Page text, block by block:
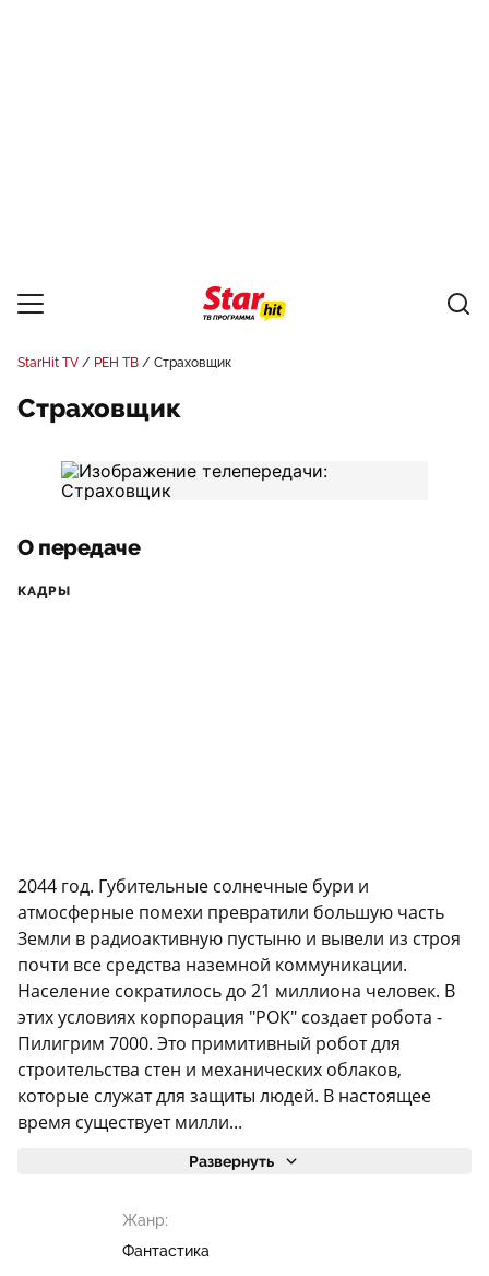
StarHit TV РЕН ТВ Страховщик
Страховщик
О передаче
КАДРЫ
2044 год. Губительные солнечные бури и
атмосферные помехи превратили большую часть
Земли в радиоактивную пустыню и вывели из строя
почти все средства наземной коммуникации.
Население сократилось до 21 миллиона человек. В
этих условиях корпорация "РОК" создает робота -
Пилигрим 7000. Это примитивный робот для
строительства стен и механических облаков,
которые служат для защиты людей. В настоящее
время существует милли...
Развернуть
Жанр:
Фантастика